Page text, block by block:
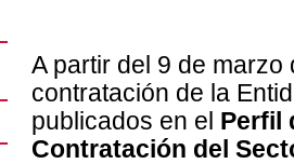
A partir del 9 de
contratación de la
publicados en el Perfil
Contratación del